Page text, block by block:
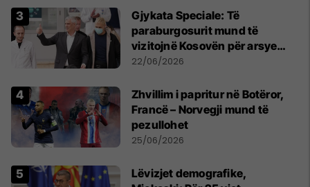
​Gjykata Speciale: Të
paraburgosurit mund të
vizitojnë Kosovën për arsye
humanitare
22/06/2026
Zhvillim i papritur në Botëror,
Francë – Norvegji mund të
pezullohet
25/06/2026
Lëvizjet demografike,